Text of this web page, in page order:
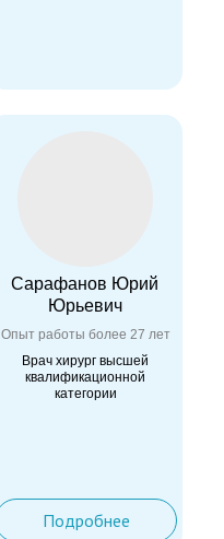
Подробнее
Врач хирург высшей
квалификационной
категории
Сарафанов Юрий
Юрьевич
Опыт работы более 27 лет